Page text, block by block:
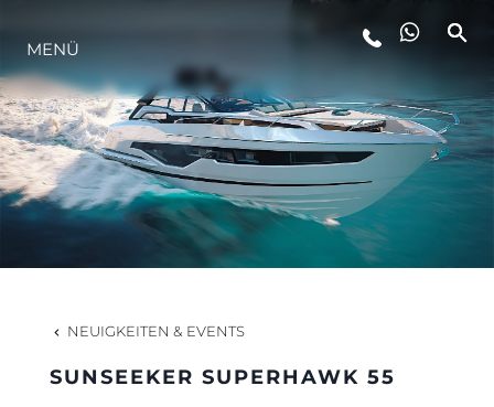
LIFESTYLE
INNOVATION
DIE FIRMA
DAS TEAM
MENÜ
NEUIGKEITEN & EVENTS
SUNSEEKER SUPERHAWK 55